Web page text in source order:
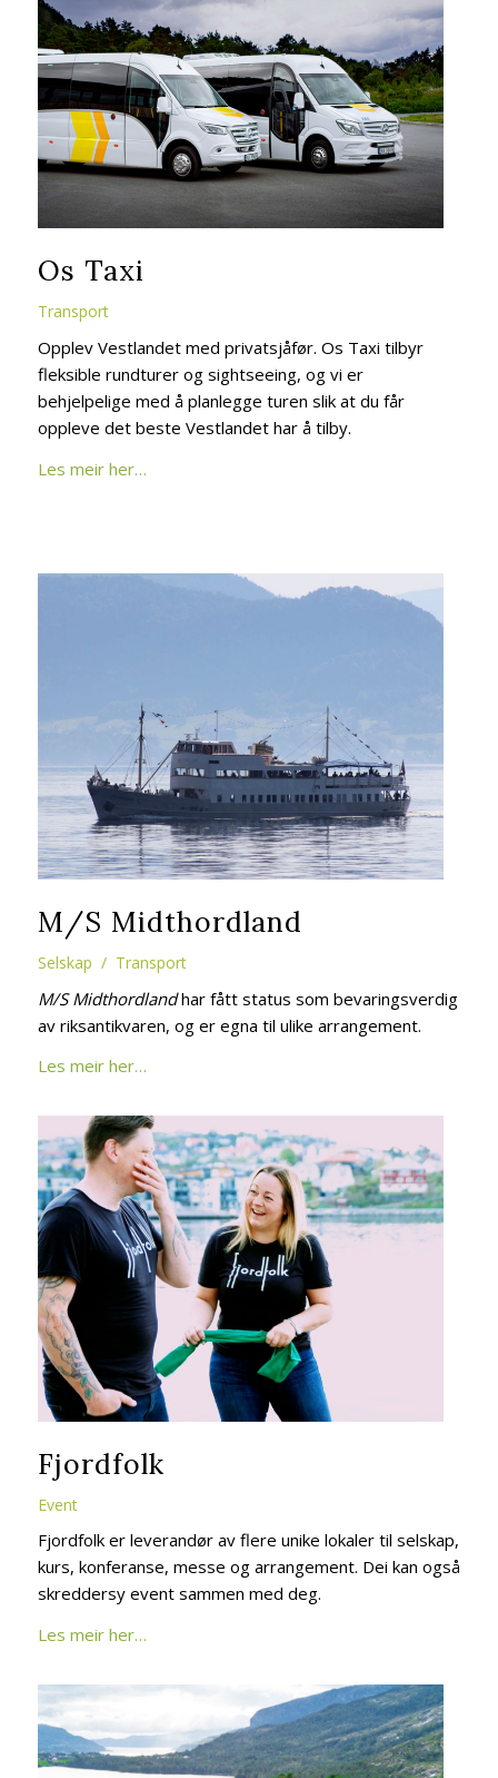
Os Taxi
Transport
Opplev Vestlandet med privatsjåfør. Os Taxi tilbyr
fleksible rundturer og sightseeing, og vi er
behjelpelige med å planlegge turen slik at du får
oppleve det beste Vestlandet har å tilby.
Les meir her…
M/S Midthordland
Selskap / Transport
M/S Midthordlandhar fått status som bevaringsverdig
av riksantikvaren, og er egna til ulike arrangement.
Les meir her…
Fjordfolk
Event
Fjordfolk er leverandør av flere unike lokaler til selskap,
kurs, konferanse, messe og arrangement. Dei kan også
skreddersy event sammen med deg.
Les meir her…